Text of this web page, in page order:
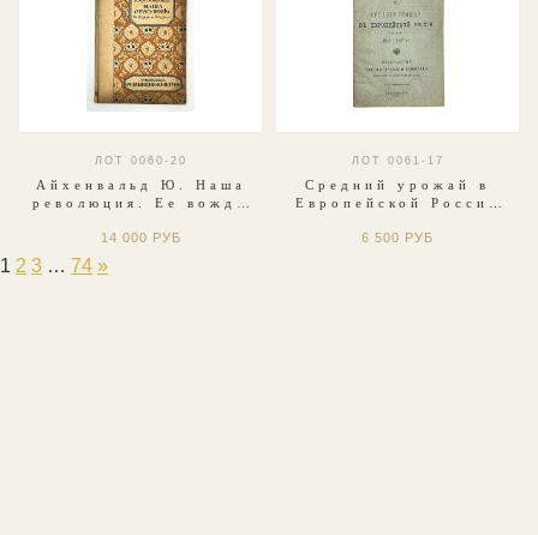
ЛОТ 0060-20
Айхенвальд Ю. Наша
революция. Ее вожди
Революция и культура,
14 000 РУБ
ЛОТ 0061-17
Средний урожай в
Европейской России
1887 г г. СПб.МВД,
6 500 РУБ
1 2 3 … 74 »